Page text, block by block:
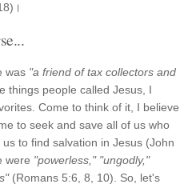
was "a friend of tax collectors and
things people called Jesus, I
Come to think of it, I believe
to seek and save all of us who
to find salvation in Jesus (John
were "powerless," "ungodly,"
(Romans 5:6, 8, 10). So, let's